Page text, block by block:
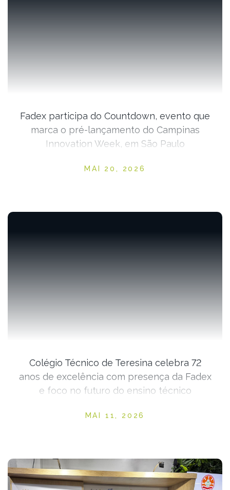
Fadex participa do Countdown, evento que
marca o pré-lançamento do Campinas
Innovation Week, em São Paulo
Posted on
MAI 20, 2026
Colégio Técnico de Teresina celebra 72
anos de excelência com presença da Fadex
e foco no futuro do ensino técnico
Posted on
MAI 11, 2026